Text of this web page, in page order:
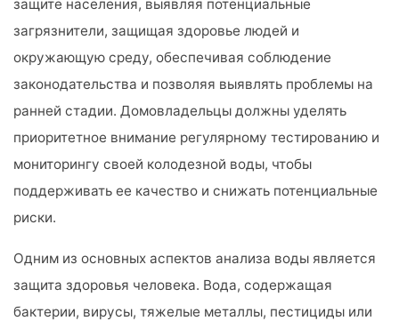
защите населения, выявляя потенциальные
загрязнители, защищая здоровье людей и
окружающую среду, обеспечивая соблюдение
законодательства и позволяя выявлять проблемы на
ранней стадии. Домовладельцы должны уделять
приоритетное внимание регулярному тестированию и
мониторингу своей колодезной воды, чтобы
поддерживать ее качество и снижать потенциальные
риски.
Одним из основных аспектов анализа воды является
защита здоровья человека. Вода, содержащая
бактерии, вирусы, тяжелые металлы, пестициды или